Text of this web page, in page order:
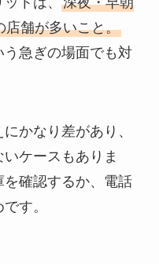
店舗が多いこと。
う急ぎの場面でも対
かなり差があり、
ケースもありま
確認するか、電話
す。